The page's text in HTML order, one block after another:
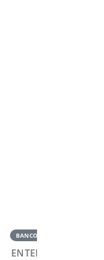
BANCOS Y GOB
ENTERPRISE